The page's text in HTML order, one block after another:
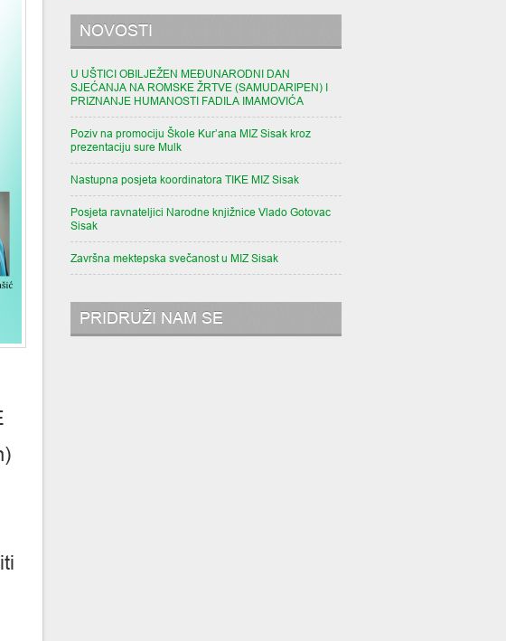
NOVOSTI
U UŠTICI OBILJEŽEN MEĐUNARODNI DAN
SJEĆANJA NA ROMSKE ŽRTVE (SAMUDARIPEN) I
PRIZNANJE HUMANOSTI FADILA IMAMOVIĆA
Poziv na promociju Škole Kur’ana MIZ Sisak kroz
prezentaciju sure Mulk
Nastupna posjeta koordinatora TIKE MIZ Sisak
Posjeta ravnateljici Narodne knjižnice Vlado Gotovac
Sisak
Završna mektepska svečanost u MIZ Sisak
PRIDRUŽI NAM SE